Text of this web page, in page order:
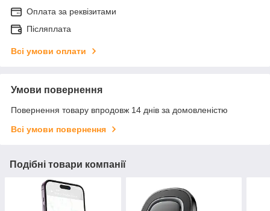
Оплата за реквізитами
Післяплата
Всі умови оплати
Умови повернення
Повернення товару впродовж 14 днів за домовленістю
Всі умови повернення
Подібні товари компанії